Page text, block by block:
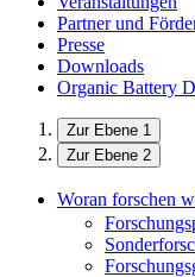
Partner und
Presse
Downloads
Organic Battery
Zur Ebene 1
Zur Ebene 2
Woran forschen